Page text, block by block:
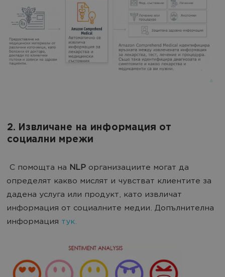
2. Извличане на информация от
социални мрежи
С помощта на NLP организациите могат да
определят какво мислят и чувстват клиентите за
дадена услуга или продукт, като извличат
информация от социалните медии. Допълнителна
информация тук.